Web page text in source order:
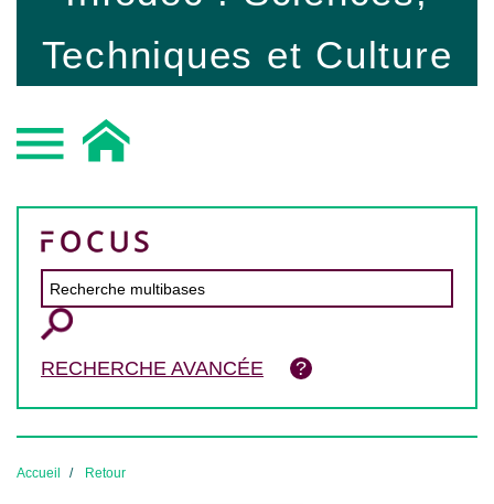
Techniques et Culture
RECHERCHE AVANCÉE
Accueil Retour